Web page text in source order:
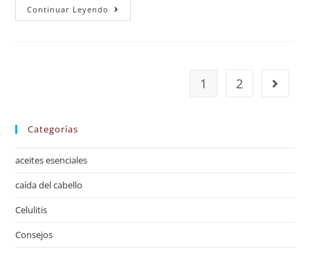
Continuar Leyendo
1 2
Categorías
aceites esenciales
caída del cabello
Celulitis
Consejos